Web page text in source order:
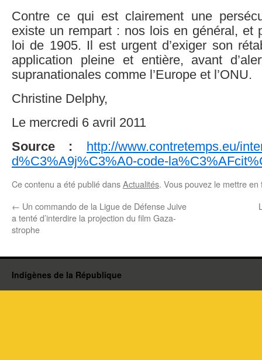
Contre ce qui est clairement une
existe un rempart : nos lois en général, et
loi de 1905. Il est urgent d’exiger son
application pleine et entière, avant
supranationales comme l’Europe et l’ONU.
Christine Delphy,
Le mercredi 6 avril 2011
Source :
http://www.contretemps.eu/
d%C3%A9j%C3%A0-code-
Ce contenu a été publié dansActualités. Vous pouvez le mettre
← Un commando de la Ligue de Défense Juive
a tenté d’interdire la projection du film Gaza-
strophe
Indigènes de la République